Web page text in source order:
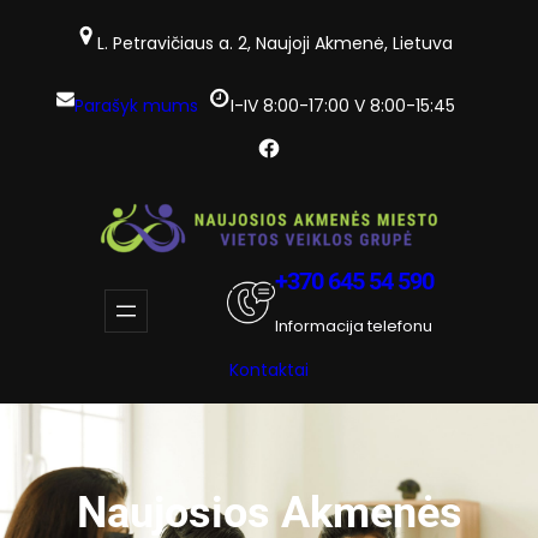
L. Petravičiaus a. 2, Naujoji Akmenė, Lietuva
Parašyk mums I-IV 8:00-17:00 V 8:00-15:45
Facebook
+370 645 54 590
Informacija telefonu
Kontaktai
Naujosios Akmenės